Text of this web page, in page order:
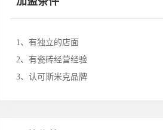
1、有独立的店面
2、有瓷砖经营经验
3、认可斯米克品牌